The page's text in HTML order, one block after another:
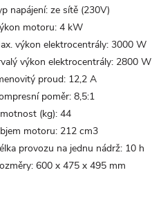
napájení: ze sítě (230V)
motoru: 4 kW
výkon elektrocentrály: 3000 W
výkon elektrocentrály: 2800 W
proud: 12,2 A
poměr: 8,5:1
(kg): 44
motoru: 212 cm3
provozu na jednu nádrž: 10 h
600 x 475 x 495 mm